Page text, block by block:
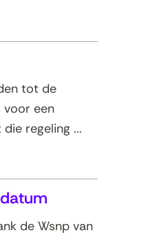
tot de
voor een
regeling ...
de Wsnp van